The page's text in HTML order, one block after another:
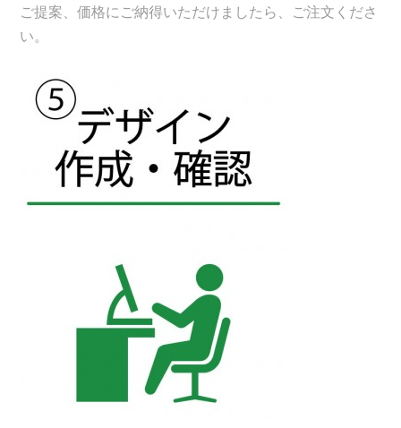
ご提案、価格にご納得いただけましたら、ご注文くださ
い。